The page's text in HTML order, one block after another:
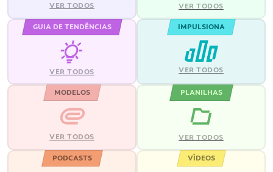
VER TODOS VER TODOS
GUIA DE TENDÊNCIAS
VER TODOS
IMPULSIONA
VER TODOS
MODELOS
VER TODOS
PLANILHAS
VER TODOS
PODCASTS VÍDEOS